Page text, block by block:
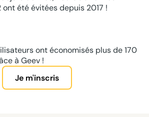
ont été évitées depuis 2017 !
ont économisés plus de 170
à Geev !
Je m'inscris